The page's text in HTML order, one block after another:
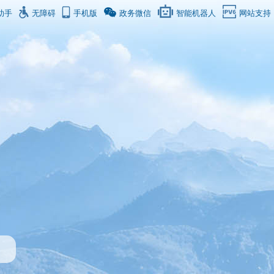
手 无障碍 手机版 政务微信 智能机器人 网站支持